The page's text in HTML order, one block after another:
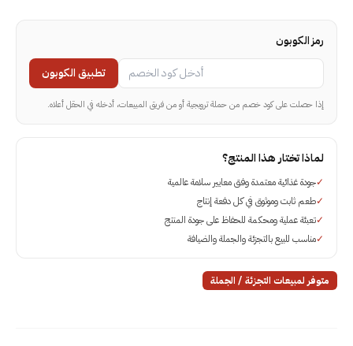
رمز الكوبون
تطبيق الكوبون
إذا حصلت على كود خصم من حملة ترويجية أو من فريق المبيعات، أدخله في الحقل أعلاه.
لماذا تختار هذا المنتج؟
✓جودة غذائية معتمدة وفق معايير سلامة عالمية
✓طعم ثابت وموثوق في كل دفعة إنتاج
✓تعبئة عملية ومحكمة للحفاظ على جودة المنتج
✓مناسب للبيع بالتجزئة والجملة والضيافة
متوفر لمبيعات التجزئة / الجملة